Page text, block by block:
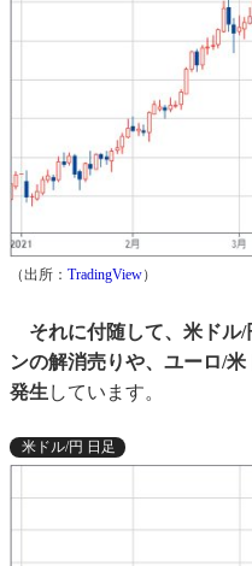
（出所： TradingView）
それに付随して、米ドル
ンの解消売りや、ユーロ/
発生 しています。
米ドル/円 日足